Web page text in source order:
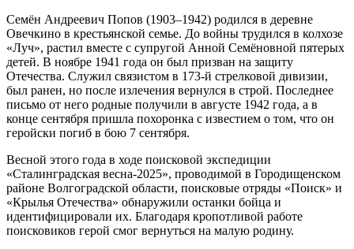
Семён Андреевич Попов (1903–1942) родился в деревне
Овечкино в крестьянской семье. До войны трудился в колхозе
«Луч», растил вместе с супругой Анной Семёновной пятерых
детей. В ноябре 1941 года он был призван на защиту
Отечества. Служил связистом в 173-й стрелковой дивизии,
был ранен, но после излечения вернулся в строй. Последнее
письмо от него родные получили в августе 1942 года, а в
конце сентября пришла похоронка с известием о том, что он
геройски погиб в бою 7 сентября.
Весной этого года в ходе поисковой экспедиции
«Сталинградская весна-2025», проводимой в Городищенском
районе Волгоградской области, поисковые отряды «Поиск» и
«Крылья Отечества» обнаружили останки бойца и
идентифицировали их. Благодаря кропотливой работе
поисковиков герой смог вернуться на малую родину.